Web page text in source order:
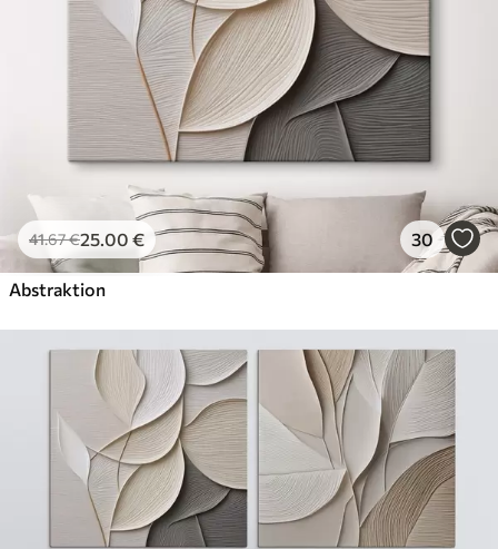
41.67€25.00 € 30
Abstraktion